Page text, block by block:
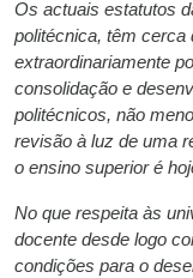
Os actuais estatutos
politécnica, têm cerca
extraordinariamente
consolidação e
politécnicos, não
revisão à luz de uma
o ensino superior é
No que respeita às
docente desde logo
condições para o